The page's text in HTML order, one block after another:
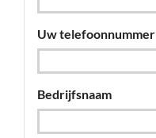
Uw telefoonnummer
Bedrijfsnaam